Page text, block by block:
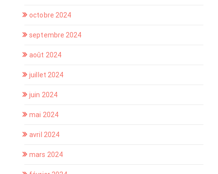
octobre 2024
septembre 2024
août 2024
juillet 2024
juin 2024
mai 2024
avril 2024
mars 2024